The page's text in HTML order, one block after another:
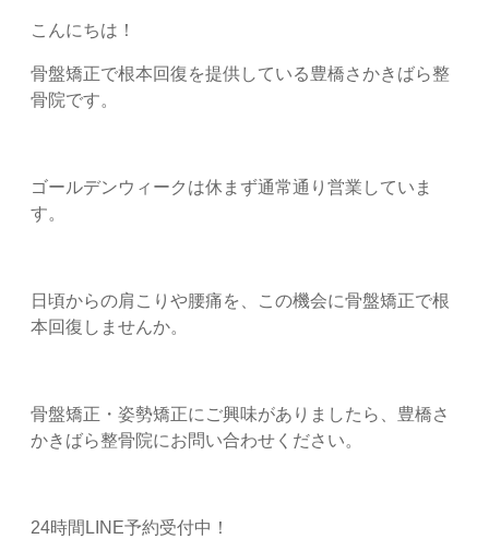
こんにちは！
骨盤矯正で根本回復を提供している豊橋さかきばら整
骨院です。
ゴールデンウィークは休まず通常通り営業していま
す。
日頃からの肩こりや腰痛を、この機会に骨盤矯正で根
本回復しませんか。
骨盤矯正・姿勢矯正にご興味がありましたら、豊橋さ
かきばら整骨院にお問い合わせください。
24時間LINE予約受付中！